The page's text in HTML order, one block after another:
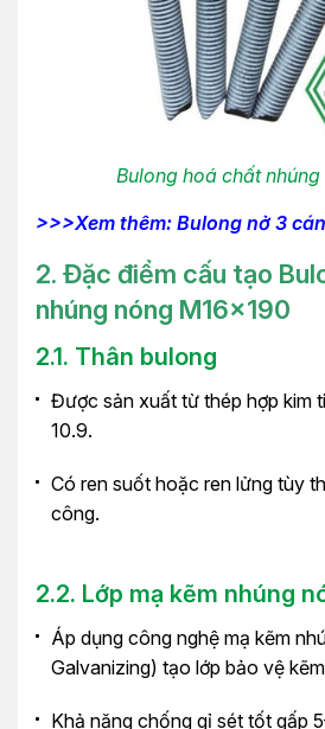
Bulong hoá chất nhúng
>>>Xem thêm: Bulong nở 3
2. Đặc điểm cấu tạo
nhúng nóng M16x190
2.1. Thân bulong
Được sản xuất từ thép hợp kim
10.9.
Có ren suốt hoặc ren lửng tùy
công.
2.2. Lớp mạ kẽm nhúng
Áp dụng công nghệ mạ kẽm
Galvanizing) tạo lớp bảo vệ
Khả năng chống gỉ sét tốt gấp